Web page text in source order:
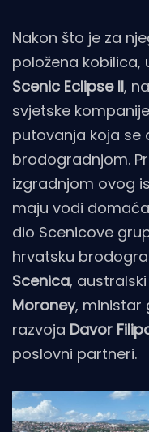
Nakon što je za
položena kobilica,
Scenic Eclipse II,
svjetske
putovanja koja se
brodogradnjom.
izgradnjom ovog
maju vodi
dio Scenicove
hrvatsku
Scenica,
Moroney, ministar
razvoja Davor
poslovni partneri.